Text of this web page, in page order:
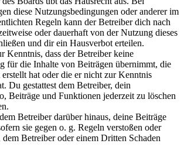
diese Nutzungsbedingungen oder anderer im
Regeln kann der Betreiber dich nach
oder dauerhaft von der Nutzung dieses
und dir ein Hausverbot erteilen.
Kenntnis, dass der Betreiber keine
für die Inhalte von Beiträgen übernimmt, die
erstellt hat oder die er nicht zur Kenntnis
Du gestattest dem Betreiber, dein
Beiträge und Funktionen jederzeit zu löschen
Betreiber darüber hinaus, deine Beiträge
sie gegen o. g. Regeln verstoßen oder
dem Betreiber oder einem Dritten Schaden